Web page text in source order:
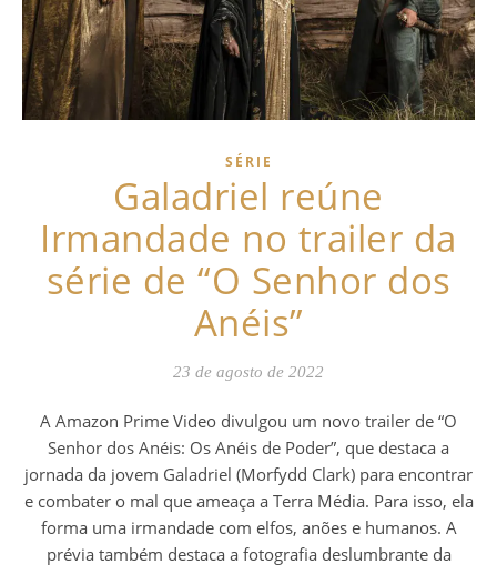
SÉRIE
Galadriel reúne
Irmandade no trailer da
série de “O Senhor dos
Anéis”
23 de agosto de 2022
A Amazon Prime Video divulgou um novo trailer de “O
Senhor dos Anéis: Os Anéis de Poder”, que destaca a
jornada da jovem Galadriel (Morfydd Clark) para encontrar
e combater o mal que ameaça a Terra Média. Para isso, ela
forma uma irmandade com elfos, anões e humanos. A
prévia também destaca a fotografia deslumbrante da